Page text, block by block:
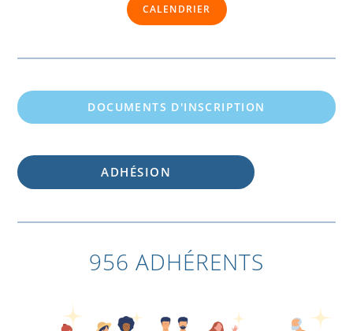
CALENDRIER
DOCUMENTS D'INSCRIPTION
ADHÉSION
956 ADHÉRENTS